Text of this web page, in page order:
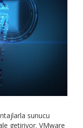
sunucu
getiriyor. VMware